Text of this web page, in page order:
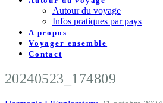
Autour du voyage
Infos pratiques par pays
A propos
Voyager ensemble
Contact
20240523_174809